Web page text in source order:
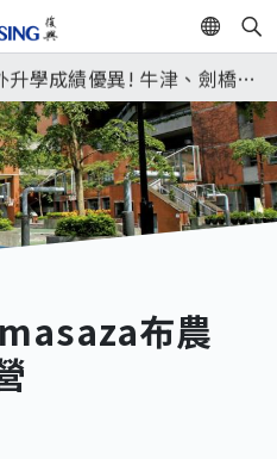
EN
榮錄MIT麻省理工學院，本校
府！
學成績優異! 牛津、劍橋首
創佳績🎉，32％達醫學系錄
標準。各組合4科60級分9人
空)演習訂於8月13日(四) 14
人、車及各場所均須配合管
。榮錄MIT麻省理工學院，本校
府！
布農